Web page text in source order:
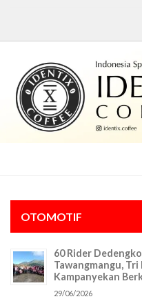
OTOMOTIF
60 Rider
Tawangmangu,
Kampanyekan
29/06/2026